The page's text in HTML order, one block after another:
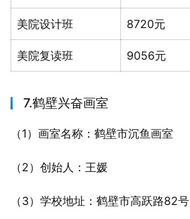
美院设计班 8720元
美院复读班 9056元
7.鹤壁兴奋画室
（1）画室名称：鹤壁市沉鱼画室
（2）创始人：王媛
（3）学校地址：鹤壁市高跃路82号